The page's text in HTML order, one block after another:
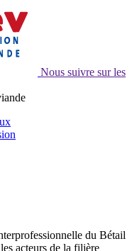
Nous suivre sur les
du Bétail
acteurs de la filière